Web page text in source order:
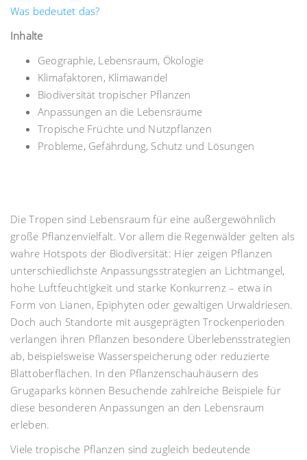
Was bedeutet das?
Inhalte
Geographie, Lebensraum, Ökologie
Klimafaktoren, Klimawandel
Biodiversität tropischer Pflanzen
Anpassungen an die Lebensräume
Tropische Früchte und Nutzpflanzen
Probleme, Gefährdung, Schutz und Lösungen
Die Tropen sind Lebensraum für eine außergewöhnlich
große Pflanzenvielfalt. Vor allem die Regenwälder gelten als
wahre Hotspots der Biodiversität: Hier zeigen Pflanzen
unterschiedlichste Anpassungsstrategien an Lichtmangel,
hohe Luftfeuchtigkeit und starke Konkurrenz – etwa in
Form von Lianen, Epiphyten oder gewaltigen Urwaldriesen.
Doch auch Standorte mit ausgeprägten Trockenperioden
verlangen ihren Pflanzen besondere Überlebensstrategien
ab, beispielsweise Wasserspeicherung oder reduzierte
Blattoberflächen. In den Pflanzenschauhäusern des
Grugaparks können Besuchende zahlreiche Beispiele für
diese besonderen Anpassungen an den Lebensraum
erleben.
Viele tropische Pflanzen sind zugleich bedeutende